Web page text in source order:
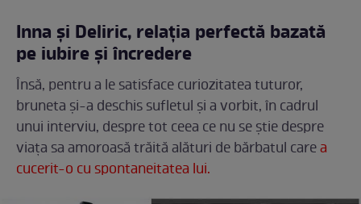
Inna și Deliric, relația perfectă bazată
pe iubire și încredere
Însă, pentru a le satisface curiozitatea tuturor,
bruneta și-a deschis sufletul și a vorbit, în cadrul
unui interviu, despre tot ceea ce nu se știe despre
viața sa amoroasă trăită alături de bărbatul carea
cucerit-o cu spontaneitatea lui.